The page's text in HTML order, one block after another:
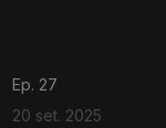
Ep. 27
20 set. 2025